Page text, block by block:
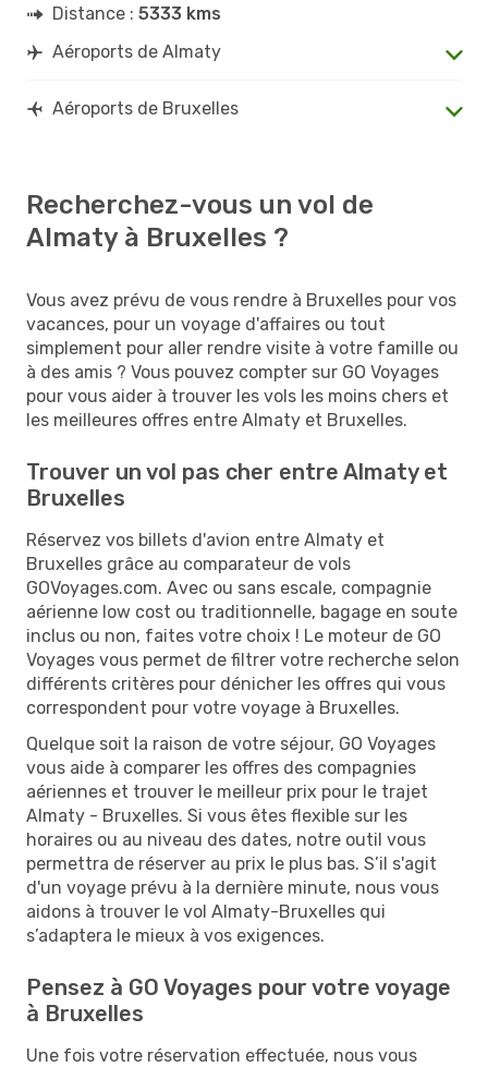
Distance : 5333 kms
Aéroports de Almaty
Aéroports de Bruxelles
Recherchez-vous un vol de
Almaty à Bruxelles ?
Vous avez prévu de vous rendre à Bruxelles pour vos
vacances, pour un voyage d'affaires ou tout
simplement pour aller rendre visite à votre famille ou
à des amis ? Vous pouvez compter sur GO Voyages
pour vous aider à trouver les vols les moins chers et
les meilleures offres entre Almaty et Bruxelles.
Trouver un vol pas cher entre Almaty et
Bruxelles
Réservez vos billets d'avion entre Almaty et
Bruxelles grâce au comparateur de vols
GOVoyages.com. Avec ou sans escale, compagnie
aérienne low cost ou traditionnelle, bagage en soute
inclus ou non, faites votre choix ! Le moteur de GO
Voyages vous permet de filtrer votre recherche selon
différents critères pour dénicher les offres qui vous
correspondent pour votre voyage à Bruxelles.
Quelque soit la raison de votre séjour, GO Voyages
vous aide à comparer les offres des compagnies
aériennes et trouver le meilleur prix pour le trajet
Almaty - Bruxelles. Si vous êtes flexible sur les
horaires ou au niveau des dates, notre outil vous
permettra de réserver au prix le plus bas. S’il s'agit
d'un voyage prévu à la dernière minute, nous vous
aidons à trouver le vol Almaty-Bruxelles qui
s’adaptera le mieux à vos exigences.
Pensez à GO Voyages pour votre voyage
à Bruxelles
Une fois votre réservation effectuée, nous vous